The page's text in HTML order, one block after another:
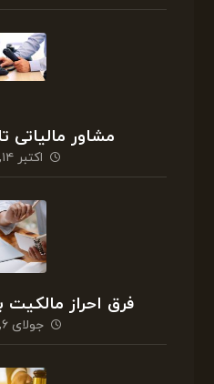
مشاور مالیاتی
اکتبر ۱۴, ۲۰۲۰
فرق احراز مالکیت
جولای ۶, ۲۰۲۴